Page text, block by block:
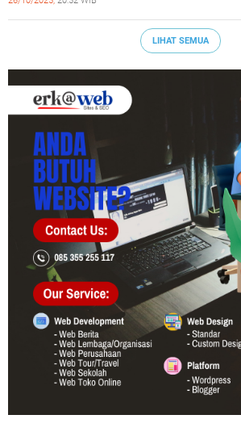
LIHAT SEMUA